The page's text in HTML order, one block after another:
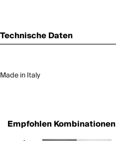
Technische Daten
Made in Italy
Empfohlen Kombinationen